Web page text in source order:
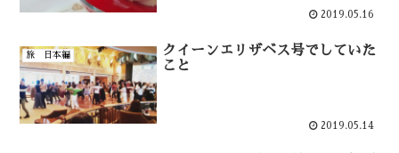
2019.05.16
旅 日本編
クイーンエリザベス号でしていた
こと
2019.05.14